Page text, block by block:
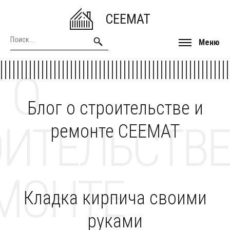
CEEMAT
Меню
Блог о строительстве и
ремонте CEEMAT
О
Кладка кирпича своими
руками